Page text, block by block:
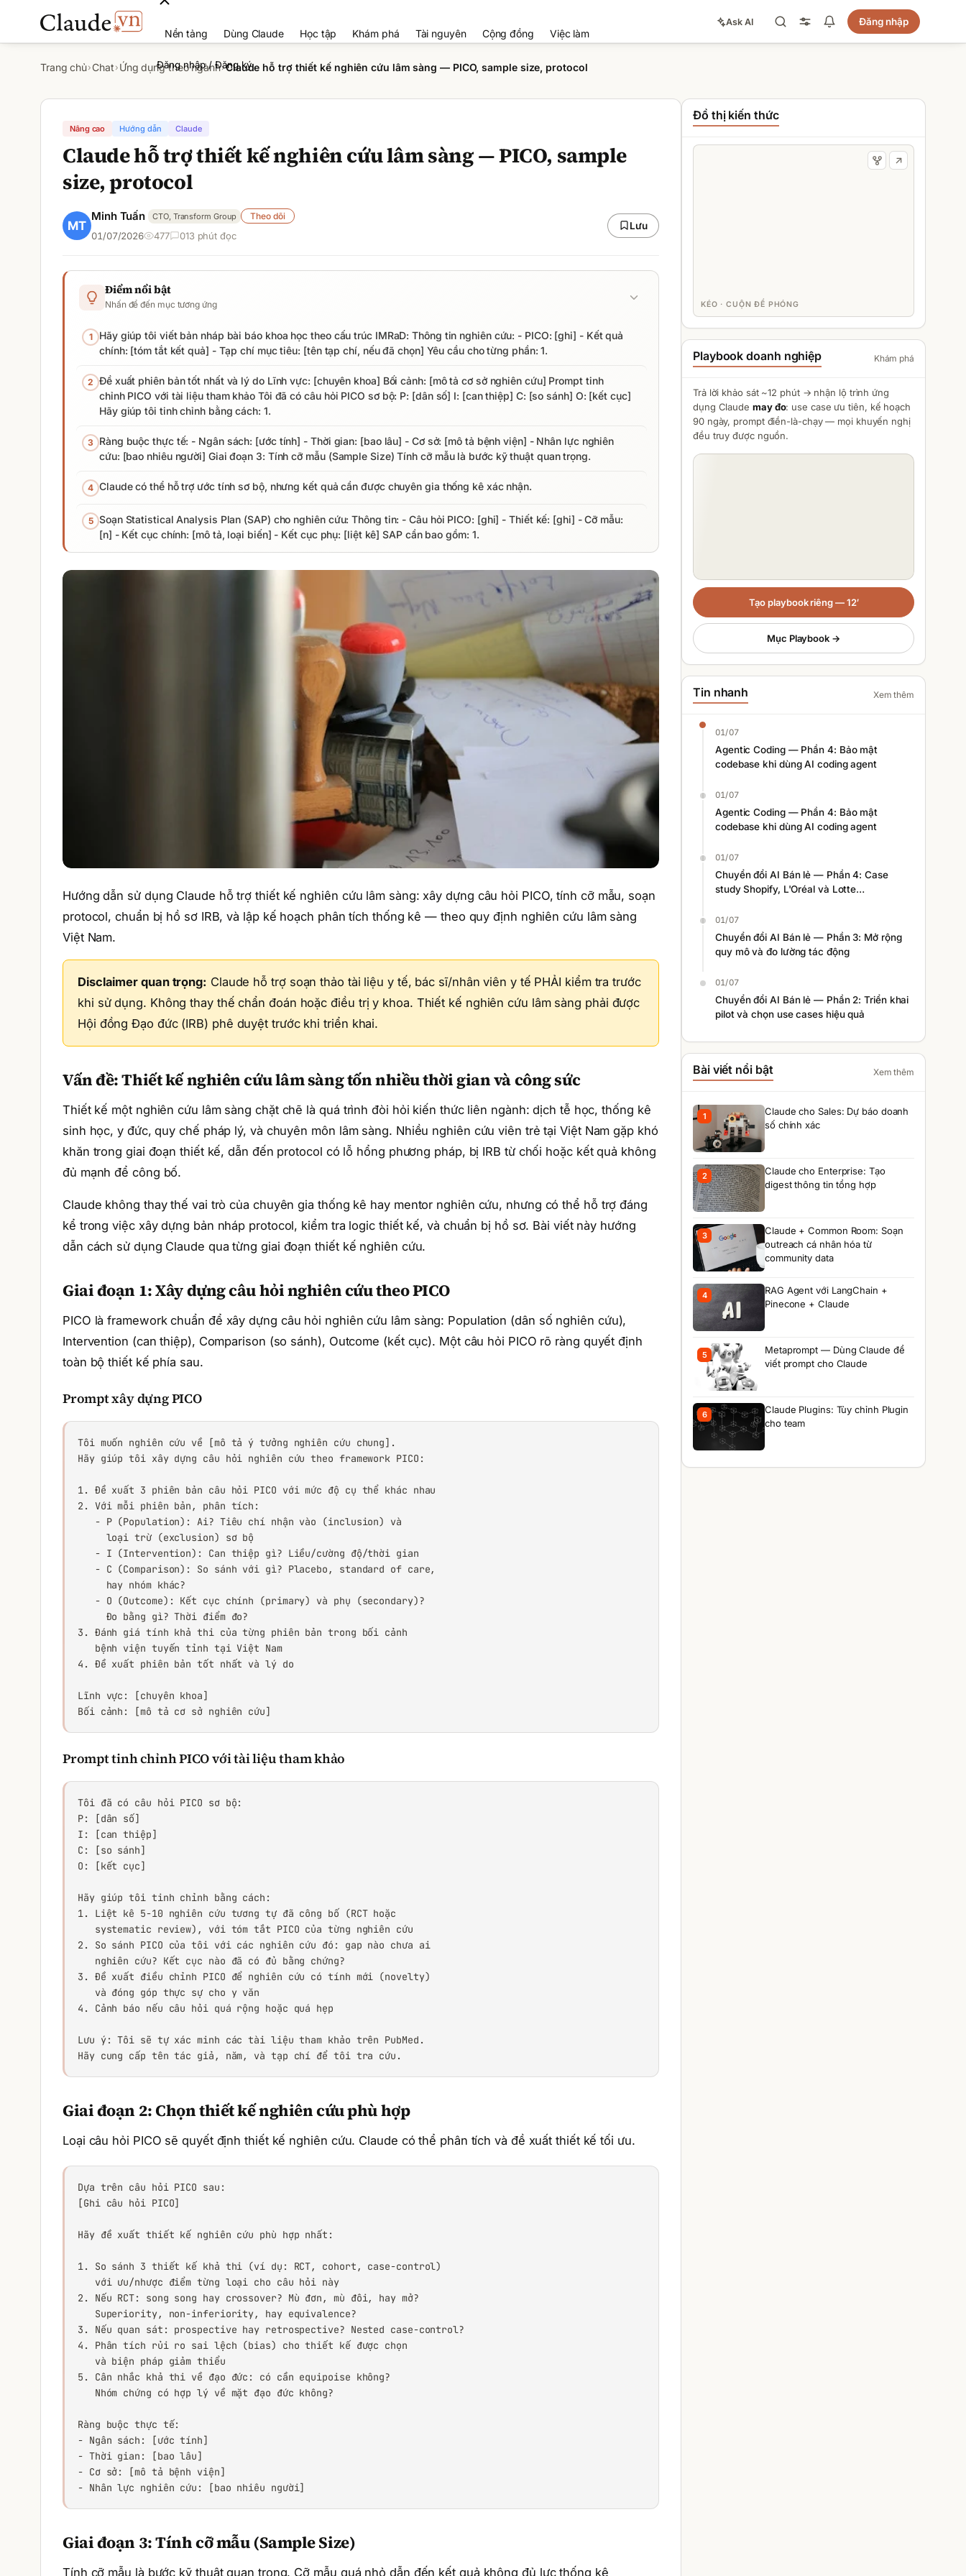
Nền tảng Dùng Claude Học tập Khám phá Tài nguyên Cộng đồng Việc làm
Đăng nhập / Đăng ký
Ask AI Đăng nhập
Trang chủ› Chat › Ứng dụng theo ngành›Claude hỗ trợ thiết kế nghiên cứu lâm sàng — PICO, sample size, protocol
Nâng cao Hướng dẫn Claude
Claude hỗ trợ thiết kế nghiên cứu lâm sàng — PICO, sample
size, protocol
Minh Tuấn CTO, Transform Group Theo dõi
01/07/2026 477 013phút đọc
Lưu
Điểm nổi bật
Nhấn để đến mục tương ứng
1
Hãy giúp tôi viết bản nháp bài báo khoa học theo cấu trúc IMRaD: Thông tin nghiên cứu: - PICO: [ghi] - Kết quả
chính: [tóm tắt kết quả] - Tạp chí mục tiêu: [tên tạp chí, nếu đã chọn] Yêu cầu cho từng phần: 1.
2 Đề xuất phiên bản tốt nhất và lý do Lĩnh vực: [chuyên khoa] Bối cảnh: [mô tả cơ sở nghiên cứu] Prompt tinh
chỉnh PICO với tài liệu tham khảo Tôi đã có câu hỏi PICO sơ bộ: P: [dân số] I: [can thiệp] C: [so sánh] O: [kết cục]
Hãy giúp tôi tinh chỉnh bằng cách: 1.
3
Ràng buộc thực tế: - Ngân sách: [ước tính] - Thời gian: [bao lâu] - Cơ sở: [mô tả bệnh viện] - Nhân lực nghiên
cứu: [bao nhiêu người] Giai đoạn 3: Tính cỡ mẫu (Sample Size) Tính cỡ mẫu là bước kỹ thuật quan trọng.
4 Claude có thể hỗ trợ ước tính sơ bộ, nhưng kết quả cần được chuyên gia thống kê xác nhận.
5 Soạn Statistical Analysis Plan (SAP) cho nghiên cứu: Thông tin: - Câu hỏi PICO: [ghi] - Thiết kế: [ghi] - Cỡ mẫu:
[n] - Kết cục chính: [mô tả, loại biến] - Kết cục phụ: [liệt kê] SAP cần bao gồm: 1.
Hướng dẫn sử dụng Claude hỗ trợ thiết kế nghiên cứu lâm sàng: xây dựng câu hỏi PICO, tính cỡ mẫu, soạn
protocol, chuẩn bị hồ sơ IRB, và lập kế hoạch phân tích thống kê — theo quy định nghiên cứu lâm sàng
Việt Nam.
Disclaimer quan trọng: Claude hỗ trợ soạn thảo tài liệu y tế, bác sĩ/nhân viên y tế PHẢI kiểm tra trước
khi sử dụng. Không thay thế chẩn đoán hoặc điều trị y khoa. Thiết kế nghiên cứu lâm sàng phải được
Hội đồng Đạo đức (IRB) phê duyệt trước khi triển khai.
Vấn đề: Thiết kế nghiên cứu lâm sàng tốn nhiều thời gian và công sức
Thiết kế một nghiên cứu lâm sàng chặt chẽ là quá trình đòi hỏi kiến thức liên ngành: dịch tễ học, thống kê
sinh học, y đức, quy chế pháp lý, và chuyên môn lâm sàng. Nhiều nghiên cứu viên trẻ tại Việt Nam gặp khó
khăn trong giai đoạn thiết kế, dẫn đến protocol có lỗ hổng phương pháp, bị IRB từ chối hoặc kết quả không
đủ mạnh để công bố.
Claude không thay thế vai trò của chuyên gia thống kê hay mentor nghiên cứu, nhưng có thể hỗ trợ đáng
kể trong việc xây dựng bản nháp protocol, kiểm tra logic thiết kế, và chuẩn bị hồ sơ. Bài viết này hướng
dẫn cách sử dụng Claude qua từng giai đoạn thiết kế nghiên cứu.
Giai đoạn 1: Xây dựng câu hỏi nghiên cứu theo PICO
PICO là framework chuẩn để xây dựng câu hỏi nghiên cứu lâm sàng: Population (dân số nghiên cứu),
Intervention (can thiệp), Comparison (so sánh), Outcome (kết cục). Một câu hỏi PICO rõ ràng quyết định
toàn bộ thiết kế phía sau.
Prompt xây dựng PICO
Tôi muốn nghiên cứu về [mô tả ý tưởng nghiên cứu chung].
Hãy giúp tôi xây dựng câu hỏi nghiên cứu theo framework PICO:
1. Đề xuất 3 phiên bản câu hỏi PICO với mức độ cụ thể khác nhau
2. Với mỗi phiên bản, phân tích:
   - P (Population): Ai? Tiêu chí nhận vào (inclusion) và
     loại trừ (exclusion) sơ bộ
   - I (Intervention): Can thiệp gì? Liều/cường độ/thời gian
   - C (Comparison): So sánh với gì? Placebo, standard of care,
     hay nhóm khác?
   - O (Outcome): Kết cục chính (primary) và phụ (secondary)?
     Đo bằng gì? Thời điểm đo?
3. Đánh giá tính khả thi của từng phiên bản trong bối cảnh
   bệnh viện tuyến tỉnh tại Việt Nam
4. Đề xuất phiên bản tốt nhất và lý do
Lĩnh vực: [chuyên khoa]
Bối cảnh: [mô tả cơ sở nghiên cứu]
Prompt tinh chỉnh PICO với tài liệu tham khảo
Tôi đã có câu hỏi PICO sơ bộ:
P: [dân số]
I: [can thiệp]
C: [so sánh]
O: [kết cục]
Hãy giúp tôi tinh chỉnh bằng cách:
1. Liệt kê 5-10 nghiên cứu tương tự đã công bố (RCT hoặc
   systematic review), với tóm tắt PICO của từng nghiên cứu
2. So sánh PICO của tôi với các nghiên cứu đó: gap nào chưa ai
   nghiên cứu? Kết cục nào đã có đủ bằng chứng?
3. Đề xuất điều chỉnh PICO để nghiên cứu có tính mới (novelty)
   và đóng góp thực sự cho y văn
4. Cảnh báo nếu câu hỏi quá rộng hoặc quá hẹp
Lưu ý: Tôi sẽ tự xác minh các tài liệu tham khảo trên PubMed.
Hãy cung cấp tên tác giả, năm, và tạp chí để tôi tra cứu.
Giai đoạn 2: Chọn thiết kế nghiên cứu phù hợp
Loại câu hỏi PICO sẽ quyết định thiết kế nghiên cứu. Claude có thể phân tích và đề xuất thiết kế tối ưu.
Dựa trên câu hỏi PICO sau:
[Ghi câu hỏi PICO]
Hãy đề xuất thiết kế nghiên cứu phù hợp nhất:
1. So sánh 3 thiết kế khả thi (ví dụ: RCT, cohort, case-control)
   với ưu/nhược điểm từng loại cho câu hỏi này
2. Nếu RCT: song song hay crossover? Mù đơn, mù đôi, hay mở?
   Superiority, non-inferiority, hay equivalence?
3. Nếu quan sát: prospective hay retrospective? Nested case-control?
4. Phân tích rủi ro sai lệch (bias) cho thiết kế được chọn
   và biện pháp giảm thiểu
5. Cân nhắc khả thi về đạo đức: có cần equipoise không?
   Nhóm chứng có hợp lý về mặt đạo đức không?
Ràng buộc thực tế:
- Ngân sách: [ước tính]
- Thời gian: [bao lâu]
- Cơ sở: [mô tả bệnh viện]
- Nhân lực nghiên cứu: [bao nhiêu người]
Giai đoạn 3: Tính cỡ mẫu (Sample Size)
Tính cỡ mẫu là bước kỹ thuật quan trọng. Cỡ mẫu quá nhỏ dẫn đến kết quả không đủ lực thống kê
Đồ thị kiến thức
KÉO · CUỘN ĐỂ PHÓNG
Playbook doanh nghiệp Khám phá
Trả lời khảo sát ~12 phút → nhận lộ trình ứng
dụng Claude may đo: use case ưu tiên, kế hoạch
90 ngày, prompt điền-là-chạy — mọi khuyến nghị
đều truy được nguồn.
Tạo playbook riêng — 12′
Mục Playbook →
Tin nhanh Xem thêm
01/07
Agentic Coding — Phần 4: Bảo mật
codebase khi dùng AI coding agent
01/07
Agentic Coding — Phần 4: Bảo mật
codebase khi dùng AI coding agent
01/07
Chuyển đổi AI Bán lẻ — Phần 4: Case
study Shopify, L'Oréal và Lotte
01/07
Chuyển đổi AI Bán lẻ — Phần 3: Mở rộng
quy mô và đo lường tác động
01/07
Chuyển đổi AI Bán lẻ — Phần 2: Triển khai
pilot và chọn use cases hiệu quả
Bài viết nổi bật Xem thêm
1
Claude cho Sales: Dự báo doanh
số chính xác
2
Claude cho Enterprise: Tạo
digest thông tin tổng hợp
3
Claude + Common Room: Soạn
outreach cá nhân hóa từ
community data
4
RAG Agent với LangChain +
Pinecone + Claude
5
Metaprompt — Dùng Claude để
viết prompt cho Claude
6
Claude Plugins: Tùy chỉnh Plugin
cho team